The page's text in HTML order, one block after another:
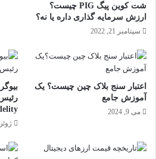
شت کوین پیگ PIG چیست؟
ارزش سرمایه گذاری داره یا نه؟
سپتامبر 21, 2022
اعتبار سنج بلاک چین چیست؟ یک
آموزش جامع
می 9, 2024
ژوئن 19,